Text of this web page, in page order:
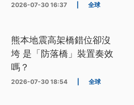
2026-07-30 16:37 全球
熊本地震高架橋錯位卻沒
垮 是「防落橋」裝置奏效
嗎？
2026-07-30 18:54 全球